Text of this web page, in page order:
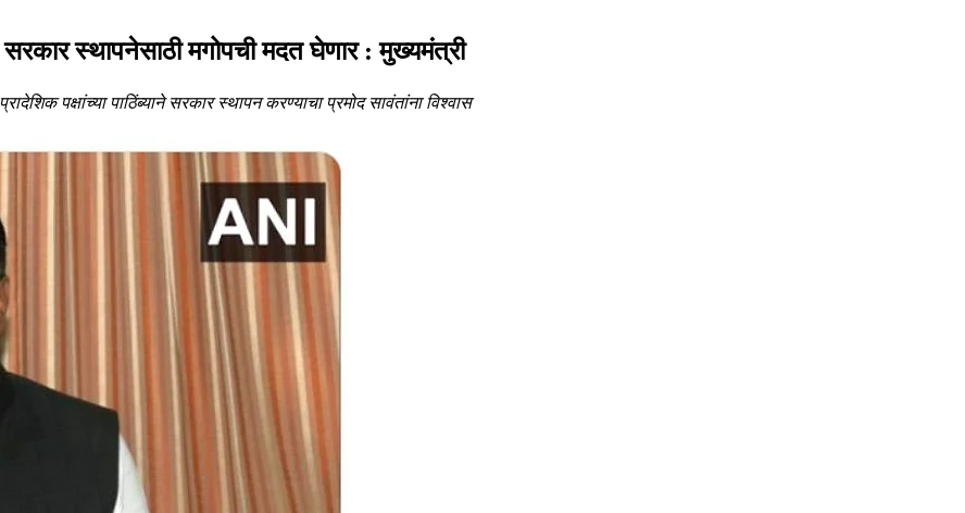
सरकार स्थापनेसाठी मगोपची मदत घेणार : मुख्यमंत्री
प्रादेशिक पक्षांच्या पाठिंब्याने सरकार स्थापन करण्याचा प्रमोद सावंतांना विश्वास